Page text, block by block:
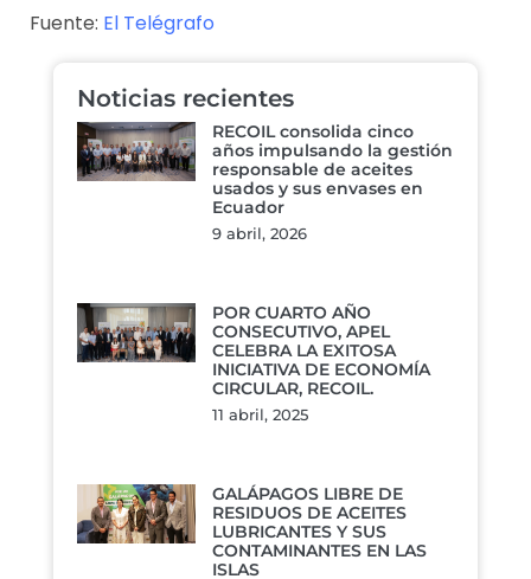
Fuente: El Telégrafo
Noticias recientes
RECOIL consolida cinco
años impulsando la gestión
responsable de aceites
usados y sus envases en
Ecuador
9 abril, 2026
POR CUARTO AÑO
CONSECUTIVO, APEL
CELEBRA LA EXITOSA
INICIATIVA DE ECONOMÍA
CIRCULAR, RECOIL.
11 abril, 2025
GALÁPAGOS LIBRE DE
RESIDUOS DE ACEITES
LUBRICANTES Y SUS
CONTAMINANTES EN LAS
ISLAS